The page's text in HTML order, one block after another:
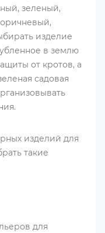
зеленый,
изделие
в землю
от кротов, а
садовая
изделий для
такие
для